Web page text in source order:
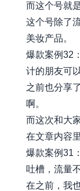
而这个号就
这个号除了
美妆产品。
爆款案例32
计的朋友可
之前也分享
啊。
而这次和大
在文章内容
爆款案例31
吐槽，流量
在之前，我